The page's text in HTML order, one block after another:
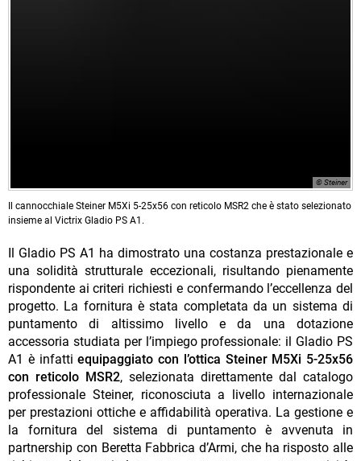
© Steiner
Il cannocchiale Steiner M5Xi 5-25x56 con reticolo MSR2 che è stato selezionato
insieme al Victrix Gladio PS A1.
Il Gladio PS A1 ha dimostrato una costanza prestazionale e
una solidità strutturale eccezionali, risultando pienamente
rispondente ai criteri richiesti e confermando l’eccellenza del
progetto. La fornitura è stata completata da un sistema di
puntamento di altissimo livello e da una dotazione
accessoria studiata per l’impiego professionale: il Gladio PS
A1 è infattiequipaggiato con l’ottica Steiner M5Xi 5-25x56
con reticolo MSR2, selezionata direttamente dal catalogo
professionale Steiner, riconosciuta a livello internazionale
per prestazioni ottiche e affidabilità operativa. La gestione e
la fornitura del sistema di puntamento è avvenuta in
partnership con Beretta Fabbrica d’Armi, che ha risposto alle